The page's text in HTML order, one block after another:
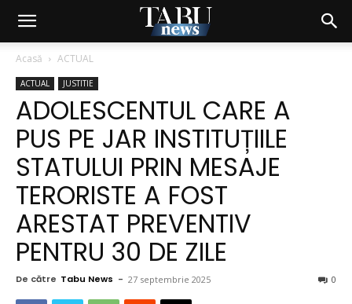
Acasă ACTUAL
ACTUAL JUSTITIE
ADOLESCENTUL CARE A
PUS PE JAR INSTITUȚIILE
STATULUI PRIN MESAJE
TERORISTE A FOST
ARESTAT PREVENTIV
PENTRU 30 DE ZILE
De către Tabu News - 27 septembrie 2025 0